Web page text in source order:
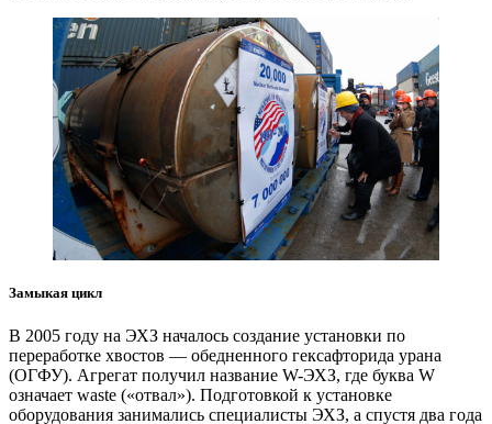
Замыкая цикл
В 2005 году на ЭХЗ началось создание установки по
переработке хвостов — обедненного гексафторида урана
(ОГФУ). Агрегат получил название W-ЭХЗ, где буква W
означает waste («отвал»). Подготовкой к установке
оборудования занимались специалисты ЭХЗ, а спустя два года